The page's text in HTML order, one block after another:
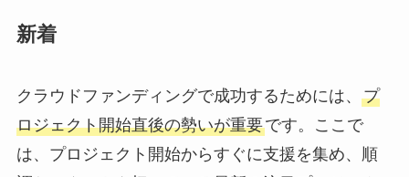
新着
クラウドファンディングで成功するためには、 プ
ロジェクト開始直後の勢いが重要です。ここで
は、プロジェクト開始からすぐに支援を集め、順